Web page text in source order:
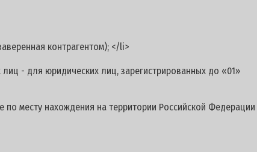
контрагентом); </li>
- для юридических лиц, зарегистрированных до «01»
месту нахождения на территории Российской Федерации